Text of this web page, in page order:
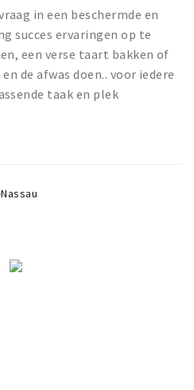
in een beschermde en
succes ervaringen op te
een verse taart bakken of
de afwas doen.. voor iedere
taak en plek